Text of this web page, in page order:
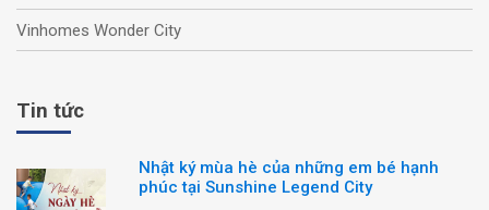
Vinhomes Wonder City
Tin tức
Nhật ký mùa hè của những em bé hạnh
phúc tại Sunshine Legend City